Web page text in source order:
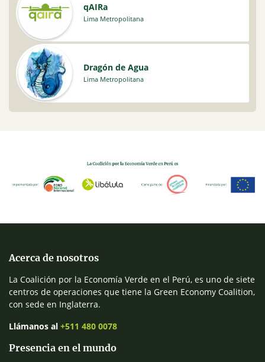
qAIRa
Lima Metropolitana
Dragón de Agua
Lima Metropolitana
Acerca de nosotros
La Coalición por la Economía Verde en el Perú, es uno de siete
centros de operaciones que tiene la Green Economy Coalition,
con sede en Inglaterra.
Llámanos al +511 480 0078
Presencia en el mundo